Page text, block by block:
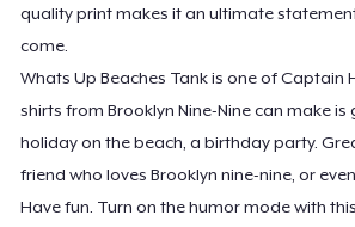
quality print makes it an ultimate
come.
Whats Up Beaches Tank is one of Captain
shirts from Brooklyn Nine-Nine can make
holiday on the beach, a birthday party.
friend who loves Brooklyn nine-nine, or
Have fun. Turn on the humor mode with